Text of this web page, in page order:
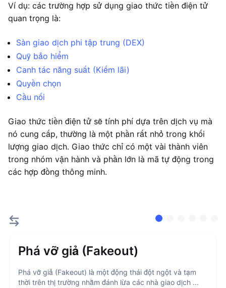
Ví dụ: các trường hợp sử dụng giao thức tiền điện tử
quan trọng là:
Sàn giao dịch phi tập trung (DEX)
Quỹ bảo hiểm
Canh tác năng suất (Kiếm lãi)
Quyền chọn
Cầu nối
Giao thức tiền điện tử sẽ tính phí dựa trên dịch vụ mà
nó cung cấp, thường là một phần rất nhỏ trong khối
lượng giao dịch. Giao thức chỉ có một vài thành viên
trong nhóm vận hành và phần lớn là mã tự động trong
các hợp đồng thông minh.
Phá vỡ giả (Fakeout)
Phá vỡ giả (Fakeout) là một động thái đột ngột và tạm
thời trên thị trường nhằm đánh lừa các nhà giao dịch ...